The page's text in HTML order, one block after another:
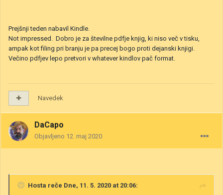
Prejšnji teden nabavil Kindle.
Not impressed. Dobro je za številne pdfje knjig, ki niso več v tisku,
ampak kot filing pri branju je pa precej bogo proti dejanski knjigi.
Večino pdfjev lepo pretvori v whatever kindlov pač format.
Navedek
DaCapo
Objavljeno 12. maj 2020
Hosta reče Dne, 11. 5. 2020 at 20:06: